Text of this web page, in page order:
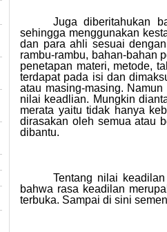
Juga diberitahukan
sehingga menggunakan
dan para ahli sesuai
rambu-rambu, bahan-bahan
penetapan materi, metode,
terdapat pada isi dan
atau masing-masing.
nilai keadlian. Mungkin
merata yaitu tidak hanya
dirasakan oleh semua atau
dibantu.
Tentang nilai
bahwa rasa keadilan
terbuka. Sampai di sini